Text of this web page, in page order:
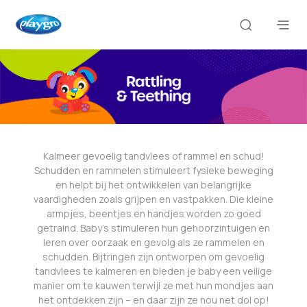
Kalmeer gevoelig tandvlees of rammel en schud!
Schudden en rammelen stimuleert fysieke beweging
en helpt bij het ontwikkelen van belangrijke
vaardigheden zoals grijpen en vastpakken. Die kleine
armpjes, beentjes en handjes worden zo goed
getraind. Baby’s stimuleren hun gehoorzintuigen en
leren over oorzaak en gevolg als ze rammelen en
schudden. Bijtringen zijn ontworpen om gevoelig
tandvlees te kalmeren en bieden je baby een veilige
manier om te kauwen terwijl ze met hun mondjes aan
het ontdekken zijn – en daar zijn ze nou net dol op!